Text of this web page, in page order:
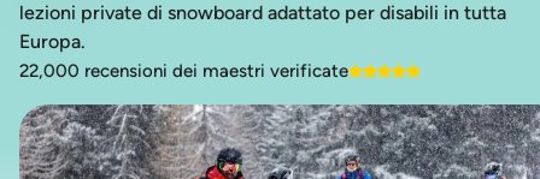
lezioni private di snowboard adattato per disabili in tutta
Europa.
22,000 recensioni dei maestri verificate